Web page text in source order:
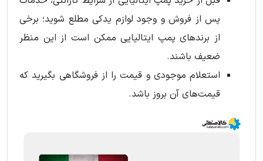
پس از فروش و وجود لوازم یدکی مطلع شوید؛ برخی
از برندهای پمپ ایتالیایی ممکن است از این منظر
ضعیف باشند.
استعلام موجودی و قیمت را از فروشگاهی بگیرید که
قیمت‌های آن بروز باشد.